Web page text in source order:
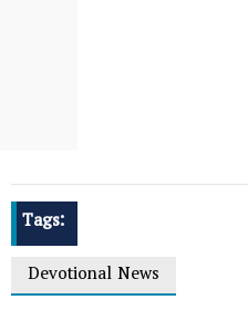
Tags:
Devotional News